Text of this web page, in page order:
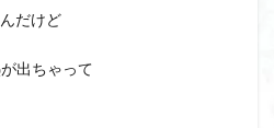
だけど
出ちゃって